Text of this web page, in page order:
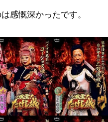
感慨深かったです。